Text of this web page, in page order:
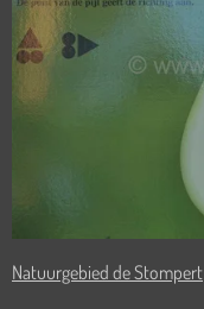
Natuurgebied de Stompert